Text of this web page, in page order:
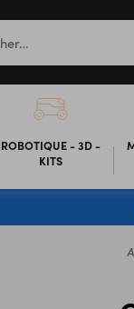
ROBOTIQUE - 3D -
KITS